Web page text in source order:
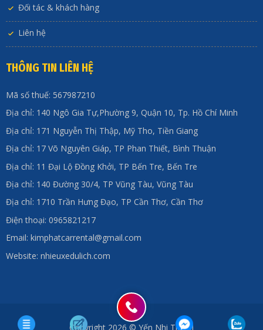
Đối tác & khách hàng
Liên hệ
THÔNG TIN LIÊN HỆ
Mã số thuế: 567987210
Địa chỉ: 140 Ngô Gia Tự,Phường 9, Quận 10, Tp. Hồ Chí Minh
Địa chỉ: 171 Nguyễn Thị Thập, Mỹ Tho, Tiền Giang
Địa chỉ: 17 Võ Nguyên Giáp, TP Phan Thiết, Bình Thuận
Địa chỉ: 11 Đại Lộ Đồng Khởi, TP Bến Tre, Bến Tre
Địa chỉ: 140 Đường 30/4, TP Vũng Tàu, Vũng Tàu
Địa chỉ: 1710 Trần Hưng Đạo, TP Cần Thơ, Cần Thơ
Điện thoại: 0965821217
Email: kimphatcarrental@gmail.com
Website: nhieuxedulich.com
Copyright 2026 © Yến Nhi Travel